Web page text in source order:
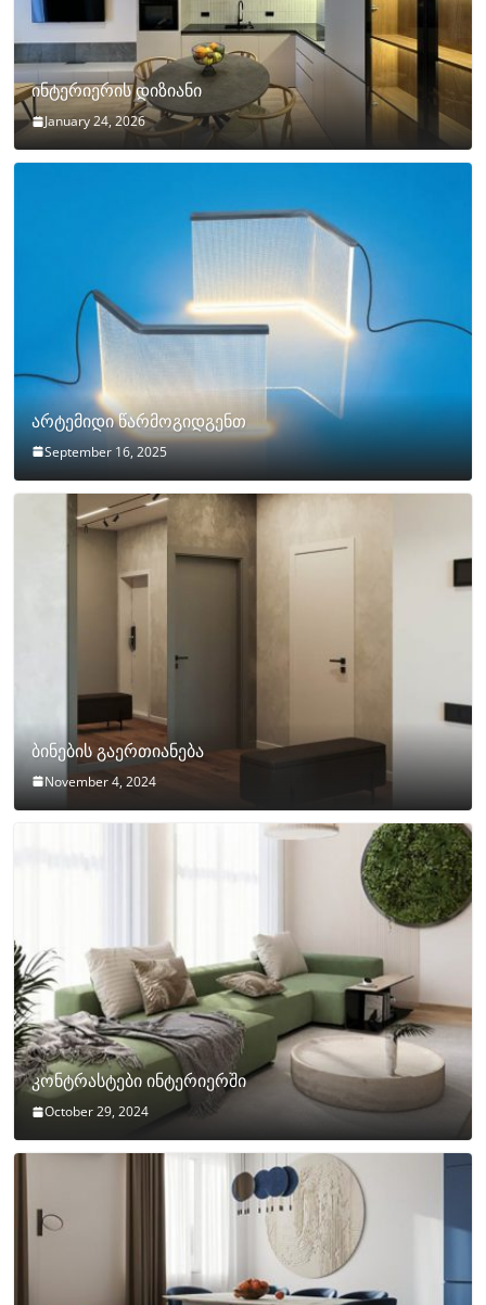
ინტერიერის დიზიანი
January 24, 2026
არტემიდი წარმოგიდგენთ
September 16, 2025
ბინების გაერთიანება
November 4, 2024
კონტრასტები ინტერიერში
October 29, 2024